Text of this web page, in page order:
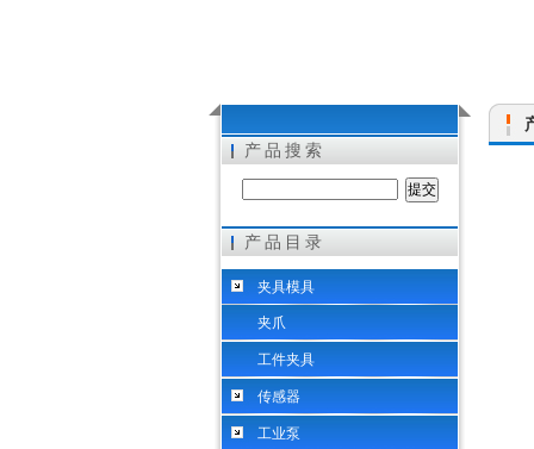
希而科工业控制设备（上海）有限公司
产品搜索
产品目录
夹具模具
夹爪
工件夹具
传感器
工业泵